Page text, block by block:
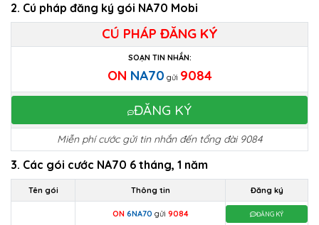
2. Cú pháp đăng ký gói NA70 Mobi
CÚ PHÁP ĐĂNG KÝ
SOẠN TIN NHẮN:
ON NA70 gửi 9084
ĐĂNG KÝ
Miễn phí cước gửi tin nhắn đến tổng đài 9084
3. Các gói cước NA70 6 tháng, 1 năm
Tên gói Thông tin Đăng ký
ON 6NA70 gửi 9084 ĐĂNG KÝ